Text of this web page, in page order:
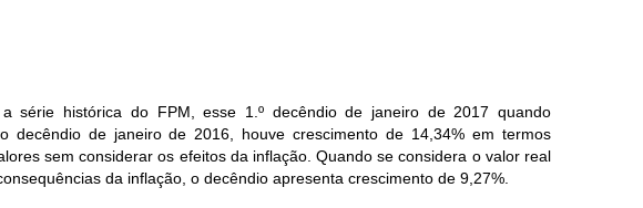
série histórica do FPM, esse 1.º decêndio de janeiro de 2017 quando
decêndio de janeiro de 2016, houve crescimento de 14,34% em termos
sem considerar os efeitos da inflação. Quando se considera o valor real
da inflação, o decêndio apresenta crescimento de 9,27%.